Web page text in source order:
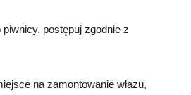
postępuj zgodnie z
na zamontowanie włazu,